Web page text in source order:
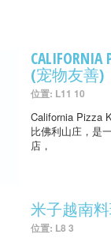
CALIFORNIA
(宠物友善)
位置: L11 10
California Pizza
比佛利山庄，是
店，
米子越南
位置: L8 3